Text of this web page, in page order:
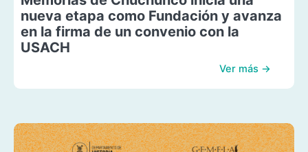
nueva etapa como Fundación y avanza
en la firma de un convenio con la
USACH
Ver más →